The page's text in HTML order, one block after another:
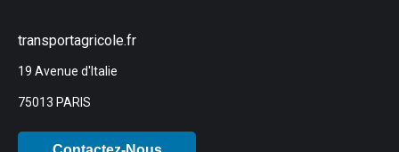
transportagricole.fr
19 Avenue d'Italie
75013 PARIS